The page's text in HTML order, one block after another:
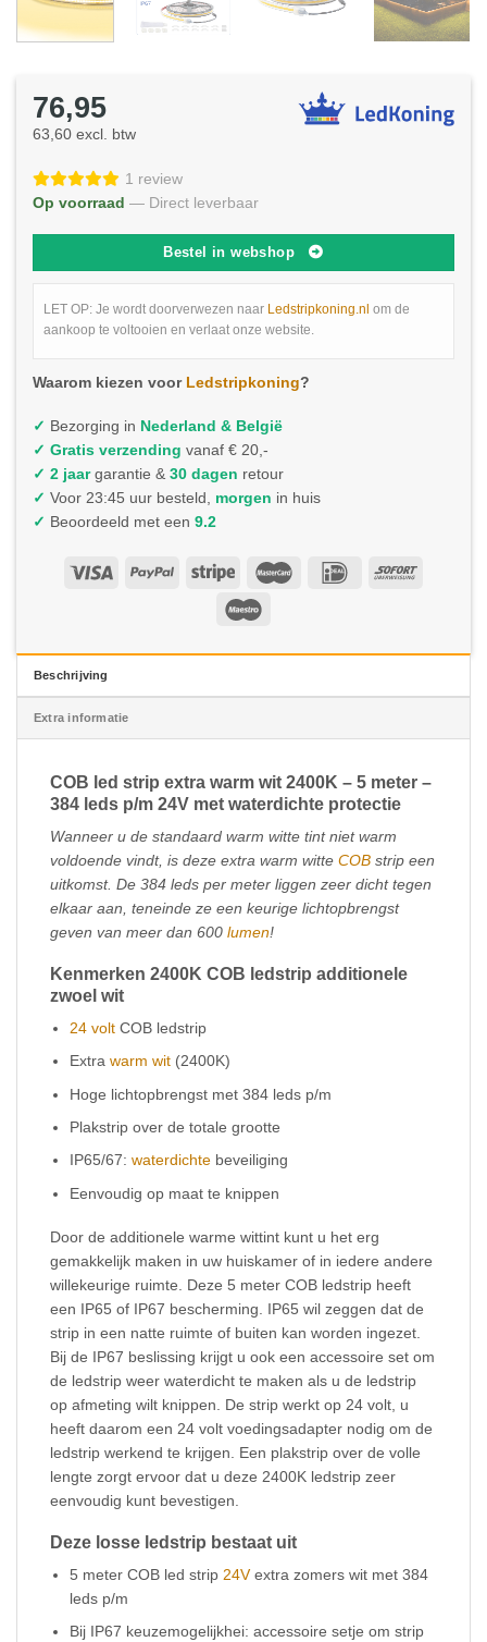
76,95
63,60 excl. btw
1 review
Op voorraad — Direct leverbaar
Bestel in webshop
LET OP: Je wordt doorverwezen naar Ledstripkoning.nl om de
aankoop te voltooien en verlaat onze website.
Waarom kiezen voor Ledstripkoning?
✓ Bezorging in Nederland & België
✓ Gratis verzending vanaf € 20,-
✓ 2 jaargarantie & 30 dagen retour
✓ Voor 23:45 uur besteld, morgen in huis
✓ Beoordeeld met een 9.2
Beschrijving
Extra informatie
COB led strip extra warm wit 2400K – 5 meter –
384 leds p/m 24V met waterdichte protectie
Wanneer u de standaard warm witte tint niet warm
voldoende vindt, is deze extra warm witte COB strip een
uitkomst. De 384 leds per meter liggen zeer dicht tegen
elkaar aan, teneinde ze een keurige lichtopbrengst
geven van meer dan 600 lumen!
Kenmerken 2400K COB ledstrip additionele
zwoel wit
24 volt COB ledstrip
Extrawarm wit (2400K)
Hoge lichtopbrengst met 384 leds p/m
Plakstrip over de totale grootte
IP65/67:waterdichte beveiliging
Eenvoudig op maat te knippen
Door de additionele warme wittint kunt u het erg
gemakkelijk maken in uw huiskamer of in iedere andere
willekeurige ruimte. Deze 5 meter COB ledstrip heeft
een IP65 of IP67 bescherming. IP65 wil zeggen dat de
strip in een natte ruimte of buiten kan worden ingezet.
Bij de IP67 beslissing krijgt u ook een accessoire set om
de ledstrip weer waterdicht te maken als u de ledstrip
op afmeting wilt knippen. De strip werkt op 24 volt, u
heeft daarom een 24 volt voedingsadapter nodig om de
ledstrip werkend te krijgen. Een plakstrip over de volle
lengte zorgt ervoor dat u deze 2400K ledstrip zeer
eenvoudig kunt bevestigen.
Deze losse ledstrip bestaat uit
5 meter COB led strip 24Vextra zomers wit met 384
leds p/m
Bij IP67 keuzemogelijkhei: accessoire setje om strip